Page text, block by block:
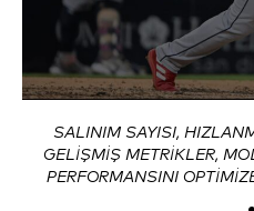
SALINIM SAYISI,
GELIŞMIŞ METRIKLER,
PERFORMANSINI